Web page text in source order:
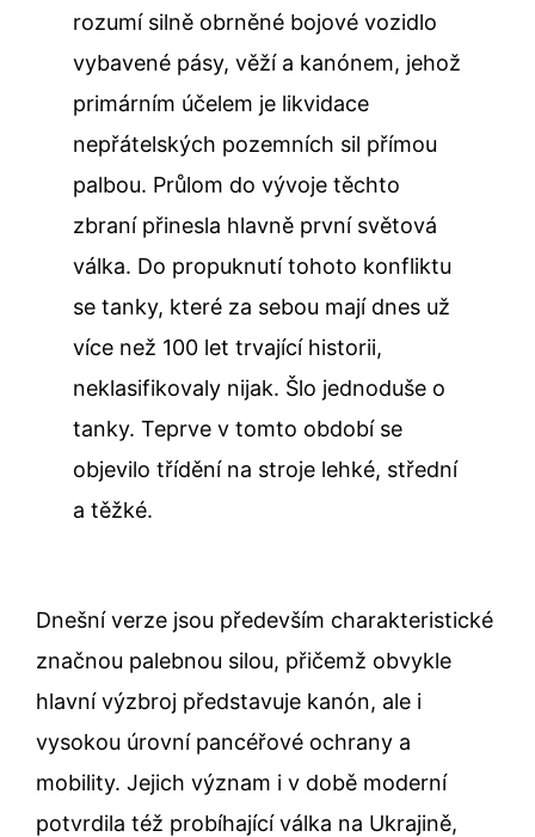
rozumí silně obrněné bojové vozidlo
vybavené pásy, věží a kanónem, jehož
primárním účelem je likvidace
nepřátelských pozemních sil přímou
palbou. Průlom do vývoje těchto
zbraní přinesla hlavně první světová
válka. Do propuknutí tohoto konfliktu
se tanky, které za sebou mají dnes už
více než 100 let trvající historii,
neklasifikovaly nijak. Šlo jednoduše o
tanky. Teprve v tomto období se
objevilo třídění na stroje lehké, střední
a těžké.
Dnešní verze jsou především charakteristické
značnou palebnou silou, přičemž obvykle
hlavní výzbroj představuje kanón, ale i
vysokou úrovní pancéřové ochrany a
mobility. Jejich význam i v době moderní
potvrdila též probíhající válka na Ukrajině,